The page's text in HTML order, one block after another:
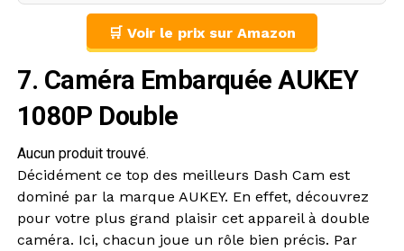
🛒 Voir le prix sur Amazon
7. Caméra Embarquée AUKEY
1080P Double
Aucun produit trouvé.
Décidément ce top des meilleurs Dash Cam est
dominé par la marque AUKEY. En effet, découvrez
pour votre plus grand plaisir cet appareil à double
caméra. Ici, chacun joue un rôle bien précis. Par